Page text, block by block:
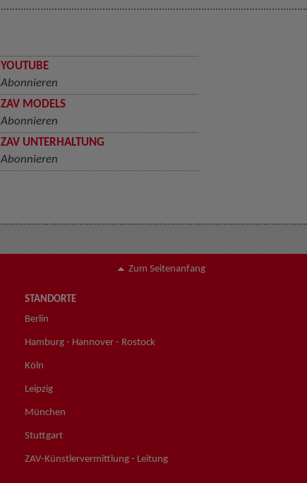
YOUTUBE
Abonnieren
ZAV MODELS
Abonnieren
ZAV UNTERHALTUNG
Abonnieren
Zum Seitenanfang
STANDORTE
Berlin
Hamburg - Hannover - Rostock
Köln
Leipzig
München
Stuttgart
ZAV-Künstlervermittlung - Leitung